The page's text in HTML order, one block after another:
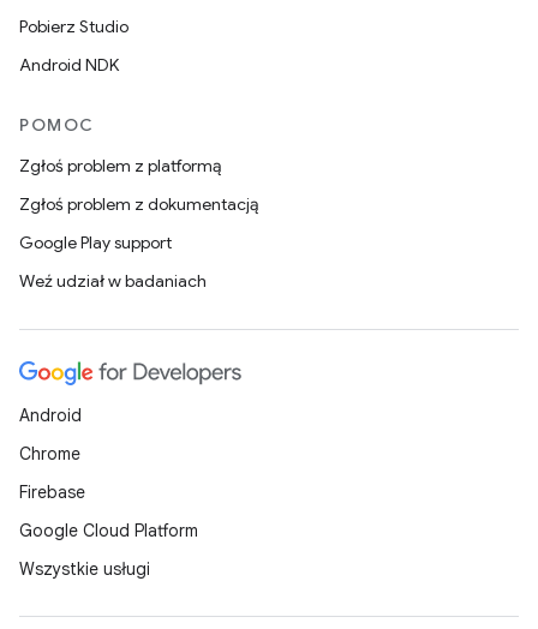
Pobierz Studio
Android NDK
POMOC
Zgłoś problem z platformą
Zgłoś problem z dokumentacją
Google Play support
Weź udział w badaniach
Android
Chrome
Firebase
Google Cloud Platform
Wszystkie usługi